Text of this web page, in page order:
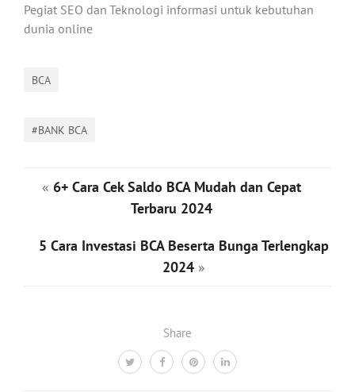
Share
Pegiat SEO dan Teknologi informasi untuk kebutuhan
dunia online
BCA
#BANK BCA
« 6+ Cara Cek Saldo BCA Mudah dan Cepat
Terbaru 2024
5 Cara Investasi BCA Beserta Bunga Terlengkap
2024»